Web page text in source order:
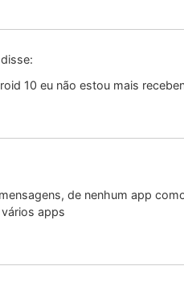
disse:
10 eu não estou mais
de nenhum app
apps